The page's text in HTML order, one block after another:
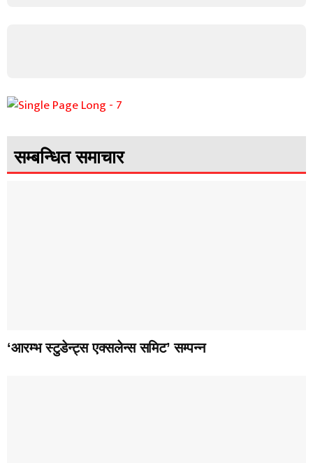
सम्बन्धित समाचार
‘आरम्भ स्टुडेन्ट्स एक्सलेन्स समिट’ सम्पन्न